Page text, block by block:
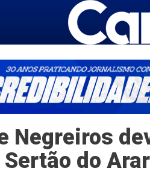
Negreiros
do